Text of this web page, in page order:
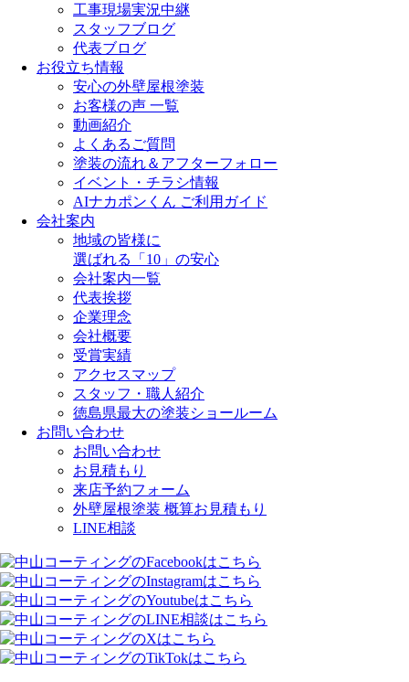
工事現場実況中継
スタッフブログ
代表ブログ
お役立ち情報
安心の外壁屋根塗装
お客様の声 一覧
動画紹介
よくあるご質問
塗装の流れ＆アフターフォロー
イベント・チラシ情報
AIナカポンくん ご利用ガイド
会社案内
地域の皆様に
選ばれる「10」の安心
会社案内一覧
代表挨拶
企業理念
会社概要
受賞実績
アクセスマップ
スタッフ・職人紹介
徳島県最大の塗装ショールーム
お問い合わせ
お問い合わせ
お見積もり
来店予約フォーム
外壁屋根塗装 概算お見積もり
LINE相談